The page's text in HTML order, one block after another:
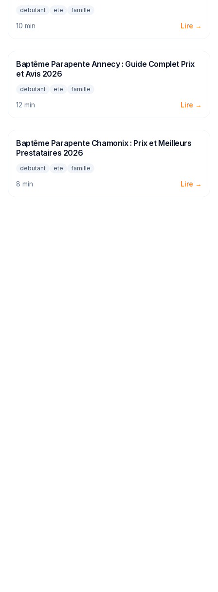
debutant ete famille
10 min Lire →
PARAPENTE
Baptême Parapente Annecy : Guide Complet Prix
et Avis 2026
debutant ete famille
12 min Lire →
PARAPENTE
Baptême Parapente Chamonix : Prix et Meilleurs
Prestataires 2026
debutant ete famille
8 min Lire →